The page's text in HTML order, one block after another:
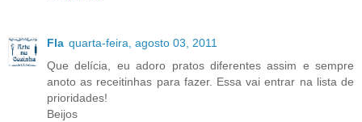
Fla quarta-feira, agosto 03, 2011
Que delícia, eu adoro pratos diferentes assim e sempre
anoto as receitinhas para fazer. Essa vai entrar na lista de
prioridades!
Beijos